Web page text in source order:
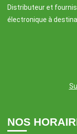
Distributeur et
électronique à
NOS